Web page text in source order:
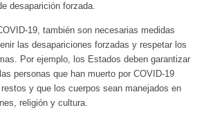
desaparición forzada.
19, también son necesarias medidas
las desapariciones forzadas y respetar los
Por ejemplo, los Estados deben garantizar
personas que han muerto por COVID-19
y que los cuerpos sean manejados en
religión y cultura.